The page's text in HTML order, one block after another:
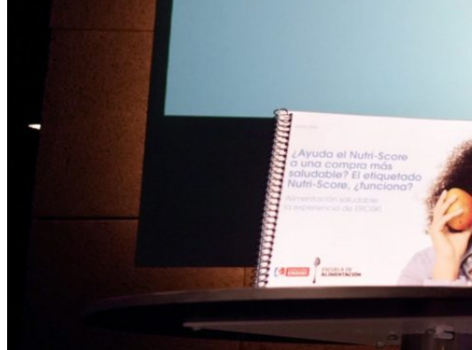
Fomentamos
alimentación saludable.
Empleo